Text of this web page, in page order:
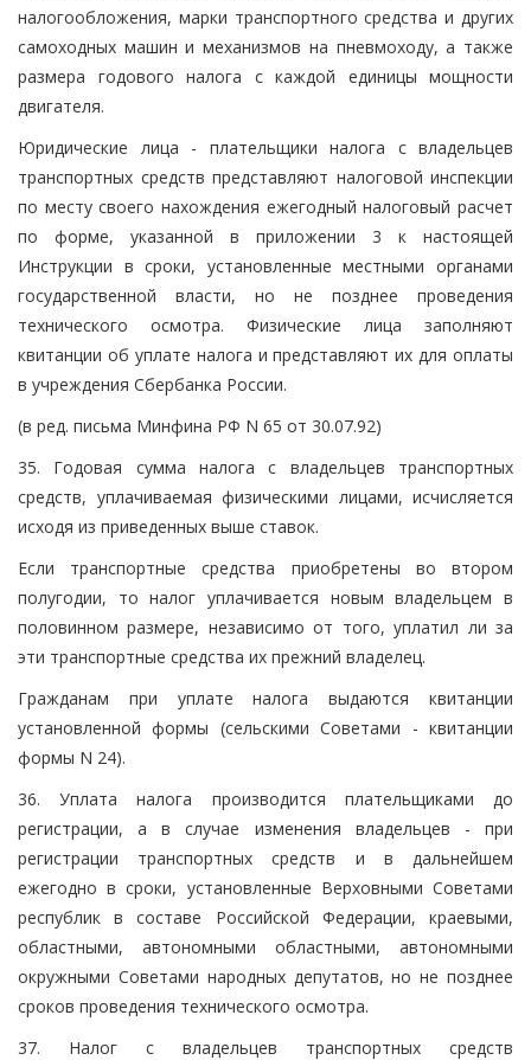
налогообложения, марки транспортного средства и других
самоходных машин и механизмов на пневмоходу, а также
размера годового налога с каждой единицы мощности
двигателя.
Юридические лица - плательщики налога с владельцев
транспортных средств представляют налоговой инспекции
по месту своего нахождения ежегодный налоговый расчет
по форме, указанной в приложении 3 к настоящей
Инструкции в сроки, установленные местными органами
государственной власти, но не позднее проведения
технического осмотра. Физические лица заполняют
квитанции об уплате налога и представляют их для оплаты
в учреждения Сбербанка России.
(в ред. письма Минфина РФ N 65 от 30.07.92)
35. Годовая сумма налога с владельцев транспортных
средств, уплачиваемая физическими лицами, исчисляется
исходя из приведенных выше ставок.
Если транспортные средства приобретены во втором
полугодии, то налог уплачивается новым владельцем в
половинном размере, независимо от того, уплатил ли за
эти транспортные средства их прежний владелец.
Гражданам при уплате налога выдаются квитанции
установленной формы (сельскими Советами - квитанции
формы N 24).
36. Уплата налога производится плательщиками до
регистрации, а в случае изменения владельцев - при
регистрации транспортных средств и в дальнейшем
ежегодно в сроки, установленные Верховными Советами
республик в составе Российской Федерации, краевыми,
областными, автономными областными, автономными
окружными Советами народных депутатов, но не позднее
сроков проведения технического осмотра.
37. Налог с владельцев транспортных средств